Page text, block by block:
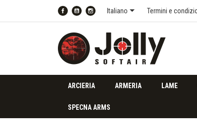
FacebookYouTube
Italiano Termini e
ARCIERIA ARMERIA LAME
SPECNA ARMS